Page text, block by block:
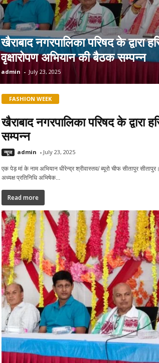
खैराबाद नगरपालिका परिषद के द्वारा
वृक्षारोपण अभियान की बैठक सम्पन्न
admin - July 23, 2025
FASHION WEEK
खैराबाद नगरपालिका परिषद के द्वारा
सम्पन्न
न्यूज admin - July 23, 2025
एक पेड़ मां के नाम अभियान धीरेन्द्र श्रीवास्तव/ ब्यूरो चीफ सीतापुर
अध्यक्ष प्रतिनिधि अभिषेक...
Read more